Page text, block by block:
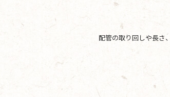
配管の取り回しや長さ